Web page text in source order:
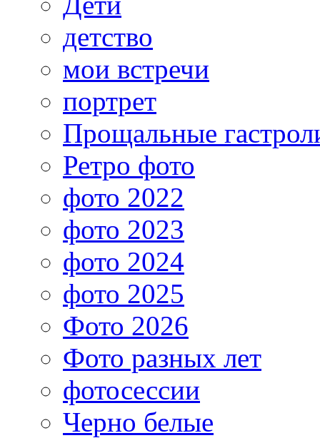
детство
мои встречи
портрет
Прощальные
Ретро фото
фото 2022
фото 2023
фото 2024
фото 2025
Фото 2026
Фото разных лет
фотосессии
Черно белые